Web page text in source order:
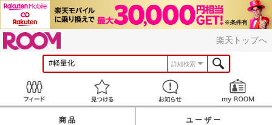
楽天トップへ
詳細検索
見つける お知らせ
商品 ユーザー